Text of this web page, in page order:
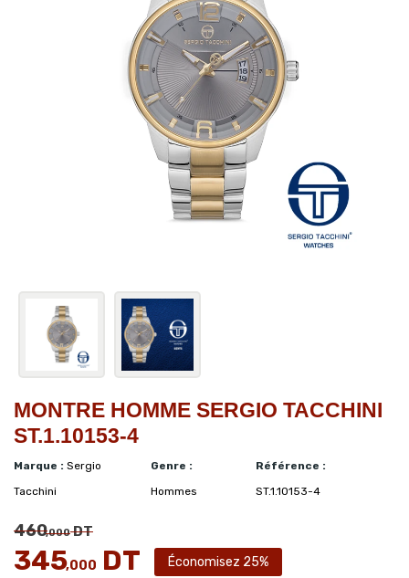
MONTRE HOMME SERGIO TACCHINI
ST.1.10153-4
Marque : Sergio
Tacchini
Genre :
Hommes
Référence :
ST.1.10153-4
460,000DT
345,000 DT Économisez 25%